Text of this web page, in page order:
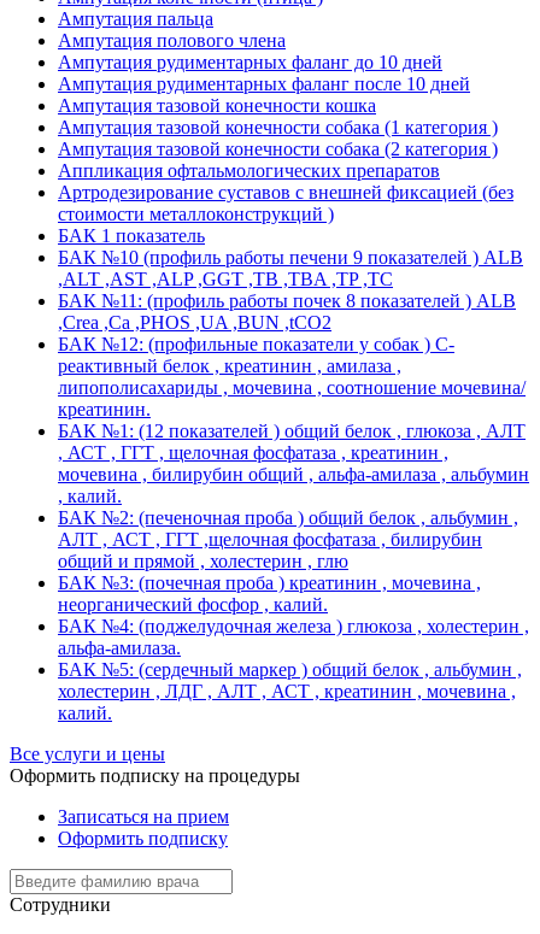
Ампутация пальца
Ампутация полового члена
Ампутация рудиментарных фаланг до 10 дней
Ампутация рудиментарных фаланг после 10 дней
Ампутация тазовой конечности кошка
Ампутация тазовой конечности собака (1 категория )
Ампутация тазовой конечности собака (2 категория )
Аппликация офтальмологических препаратов
Артродезирование суставов с внешней фиксацией (без
стоимости металлоконструкций )
БАК 1 показатель
БАК №10 (профиль работы печени 9 показателей ) ALB
,ALT ,AST ,ALP ,GGT ,TB ,TBA ,TP ,TC
БАК №11: (профиль работы почек 8 показателей ) ALB
,Crea ,Ca ,PHOS ,UA ,BUN ,tCO2
БАК №12: (профильные показатели у собак ) С-
реактивный белок , креатинин , амилаза ,
липополисахариды , мочевина , соотношение мочевина/
креатинин.
БАК №1: (12 показателей ) общий белок , глюкоза , АЛТ
, АСТ , ГГТ , щелочная фосфатаза , креатинин ,
мочевина , билирубин общий , альфа-амилаза , альбумин
, калий.
БАК №2: (печеночная проба ) общий белок , альбумин ,
АЛТ , АСТ , ГГТ ,щелочная фосфатаза , билирубин
общий и прямой , холестерин , глю
БАК №3: (почечная проба ) креатинин , мочевина ,
неорганический фосфор , калий.
БАК №4: (поджелудочная железа ) глюкоза , холестерин ,
альфа-амилаза.
БАК №5: (сердечный маркер ) общий белок , альбумин ,
холестерин , ЛДГ , АЛТ , АСТ , креатинин , мочевина ,
калий.
Все услуги и цены
Оформить подписку на процедуры
Записаться на прием
Оформить подписку
Сотрудники